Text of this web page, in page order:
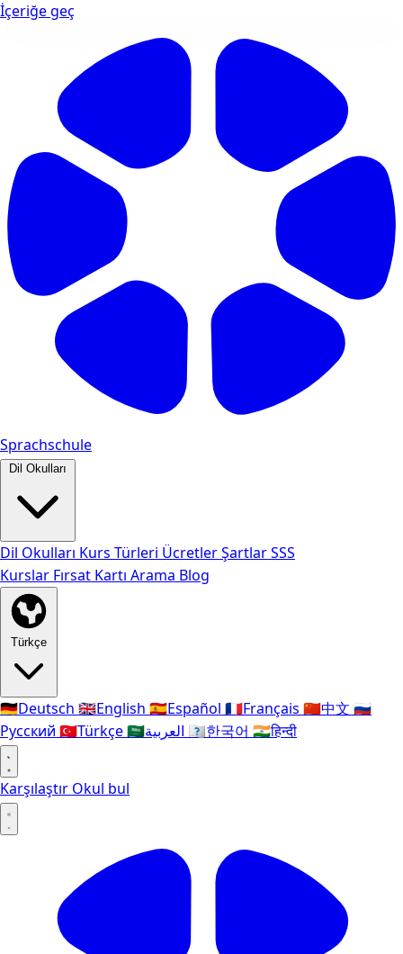
İçeriğe geç
Sprachschule
Dil Okulları
Dil Okulları Kurs Türleri ÜcretlerŞartlarSSS
Kurslar Fırsat Kartı Arama Blog
Türkçe
🇩🇪Deutsch 🇬🇧English 🇪🇸Español 🇫🇷Français 🇨🇳中文 🇷🇺
Русский 🇹🇷Türkçe🇸🇦 🇰🇷한국어 🇮🇳हिन्दी
Karşılaştır Okul bul